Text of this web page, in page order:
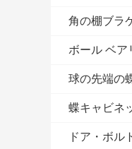
角の棚ブラ
ボール ベア
球の先端の
蝶キャビネ
ドア・ボル